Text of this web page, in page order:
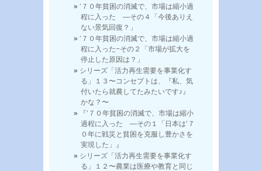
‘７０年貧困の消滅で、市場は縮小過
程に入った —その４「今後ありえ
ない景気回復？」
‘７０年貧困の消滅で、市場は縮小過
程に入った−その２「市場が拡大を
停止した原因は？」
シリーズ「活力再生需要を事業化す
る」１３〜コンセプトは、『私、気
付いたら就農してたみたいです♪』
かな？〜
『‘７０年貧困の消滅で、市場は縮小
過程に入った —その１「日本は’７
０年に戦災と貧困を克服し豊かさを
実現した」』
シリーズ「活力再生需要を事業化す
る」１２〜農業は医療や教育と同じ